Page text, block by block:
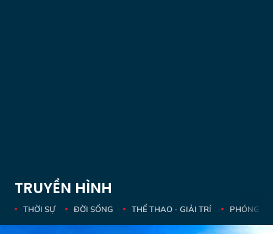
TRUYỀN HÌNH
THỜI SỰ ĐỜI SỐNG THỂ THAO - GIẢI TRÍ PHÓNG